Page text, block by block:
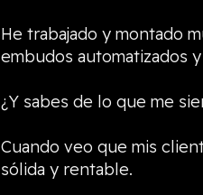
He trabajado y montado
embudos automatizados
¿Y sabes de lo que me
Cuando veo que mis
sólida y rentable.